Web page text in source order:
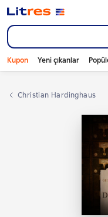
Kupon Yeni çıkanlar
Christian Hardinghaus